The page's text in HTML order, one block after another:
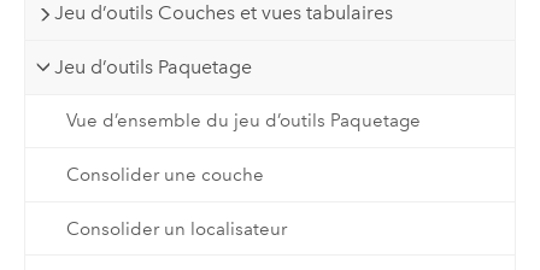
Jeu d’outils Couches et vues tabulaires
Jeu d’outils Paquetage
Vue d’ensemble du jeu d’outils Paquetage
Consolider une couche
Consolider un localisateur